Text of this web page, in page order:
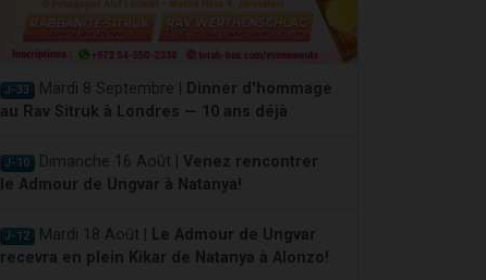
J-33 Mardi 8 Septembre |
Dinner d'hommage
au Rav Sitruk à Londres — 10 ans déjà
J-10 Dimanche 16 Août | Venez rencontrer
le Admour de Ungvar à Natanya!
J-12 Mardi 18 Août |
Le Admour de Ungvar
recevra en plein Kikar de Natanya à Alonzo!